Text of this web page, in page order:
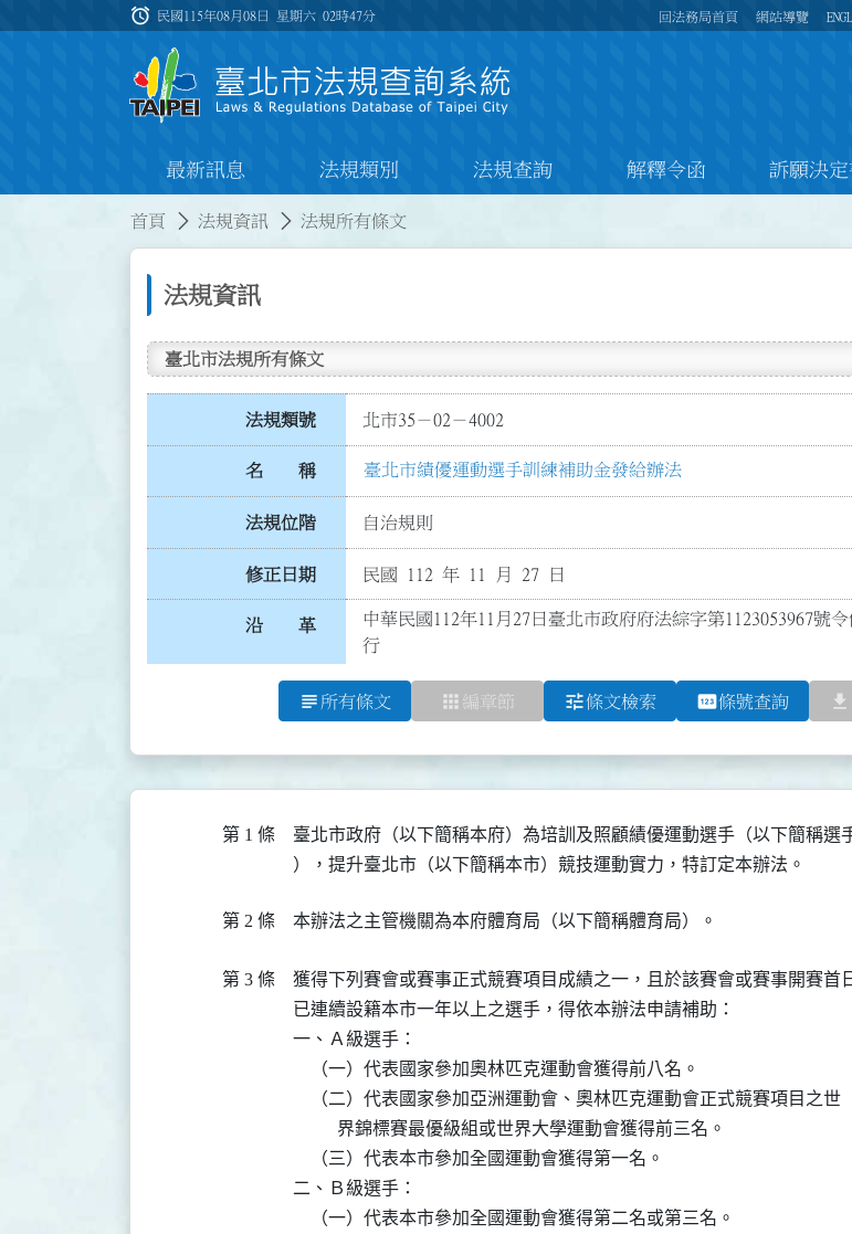
:::
alarm 民國115年08月08日 星期六02時47分 回法務局首頁 網站導覽
最新訊息 法規類別 法規查詢 解釋令函 訴願決
首頁 法規資訊 法規所有條文
法規資訊
臺北市法規所有條文
法規類號 北市35－02－4002
名 稱 臺北市績優運動選手訓練補助金發給辦法
法規位階 自治規則
修正日期 民國 112 年 11 月 27 日
沿 革
中華民國112年11月27日臺北市政府府法綜字第1123053967號
行
subject 所有條文 apps 編章節 tune條文檢索 pin條號查詢 file_download
第 1 條
臺北市政府（以下簡稱本府）為培訓及照顧績優運動選手（以下簡稱選
），提升臺北市（以下簡稱本市）競技運動實力，特訂定本辦法。
第 2 條 本辦法之主管機關為本府體育局（以下簡稱體育局）。
第 3 條
獲得下列賽會或賽事正式競賽項目成績之一，且於該賽會或賽事開賽首
已連續設籍本市一年以上之選手，得依本辦法申請補助：
一、Ａ級選手：
    （一）代表國家參加奧林匹克運動會獲得前八名。
    （二）代表國家參加亞洲運動會、奧林匹克運動會正式競賽項目之世
          界錦標賽最優級組或世界大學運動會獲得前三名。
    （三）代表本市參加全國運動會獲得第一名。
二、Ｂ級選手：
    （一）代表本市參加全國運動會獲得第二名或第三名。